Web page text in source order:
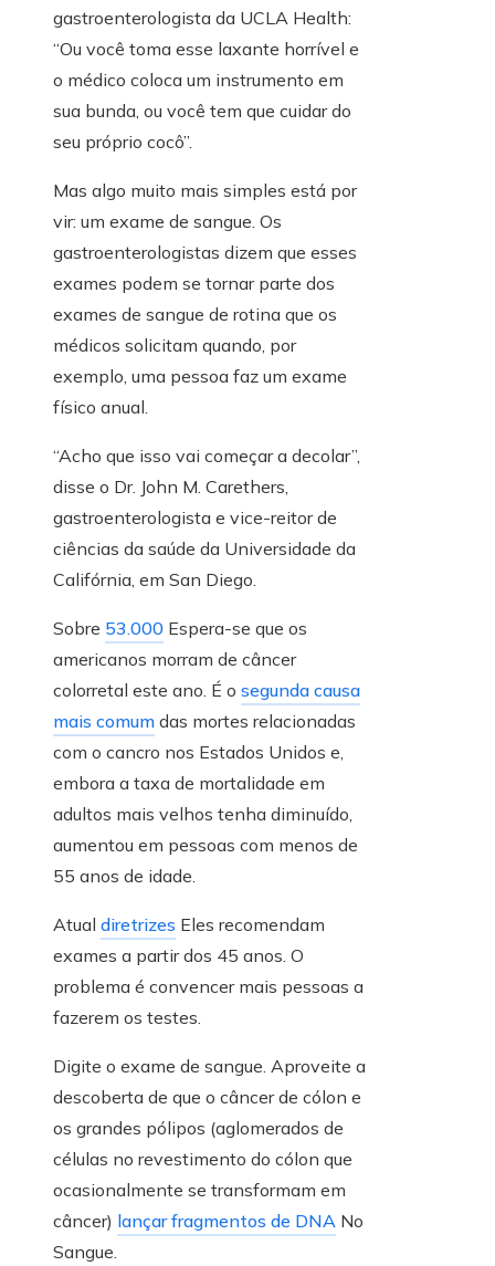
gastroenterologista da UCLA Health:
“Ou você toma esse laxante horrível e
o médico coloca um instrumento em
sua bunda, ou você tem que cuidar do
seu próprio cocô”.
Mas algo muito mais simples está por
vir: um exame de sangue. Os
gastroenterologistas dizem que esses
exames podem se tornar parte dos
exames de sangue de rotina que os
médicos solicitam quando, por
exemplo, uma pessoa faz um exame
físico anual.
“Acho que isso vai começar a decolar”,
disse o Dr. John M. Carethers,
gastroenterologista e vice-reitor de
ciências da saúde da Universidade da
Califórnia, em San Diego.
Sobre 53.000 Espera-se que os
americanos morram de câncer
colorretal este ano. É o segunda causa
mais comum das mortes relacionadas
com o cancro nos Estados Unidos e,
embora a taxa de mortalidade em
adultos mais velhos tenha diminuído,
aumentou em pessoas com menos de
55 anos de idade.
Atual diretrizes Eles recomendam
exames a partir dos 45 anos. O
problema é convencer mais pessoas a
fazerem os testes.
Digite o exame de sangue. Aproveite a
descoberta de que o câncer de cólon e
os grandes pólipos (aglomerados de
células no revestimento do cólon que
ocasionalmente se transformam em
câncer) lançar fragmentos de DNA No
Sangue.